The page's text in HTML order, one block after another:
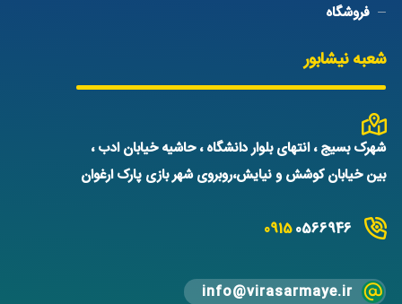
فروشگاه
شعبه نیشابور
شهرک بسیج ، انتهای بلوار دانشگاه ، حاشیه خیابان ادب ،
بین خیابان کوشش و نیایش،روبروی شهر بازی پارک ارغوان
09150566946
info@virasarmaye.ir